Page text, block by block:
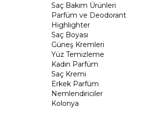
Saç Bakım Ürünleri
Parfüm ve Deodorant
Highlighter
Saç Boyası
Güneş Kremleri
Yüz Temizleme
Kadın Parfüm
Saç Kremi
Erkek Parfüm
Nemlendiriciler
Kolonya